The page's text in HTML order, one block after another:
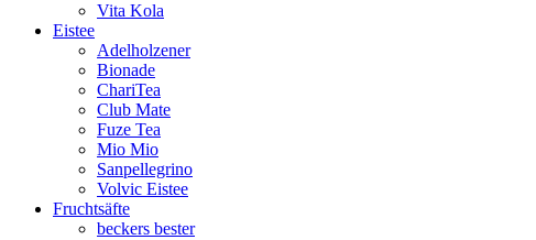
Vita Kola
Eistee
Adelholzener
Bionade
ChariTea
Club Mate
Fuze Tea
Mio Mio
Sanpellegrino
Volvic Eistee
Fruchtsäfte
beckers bester